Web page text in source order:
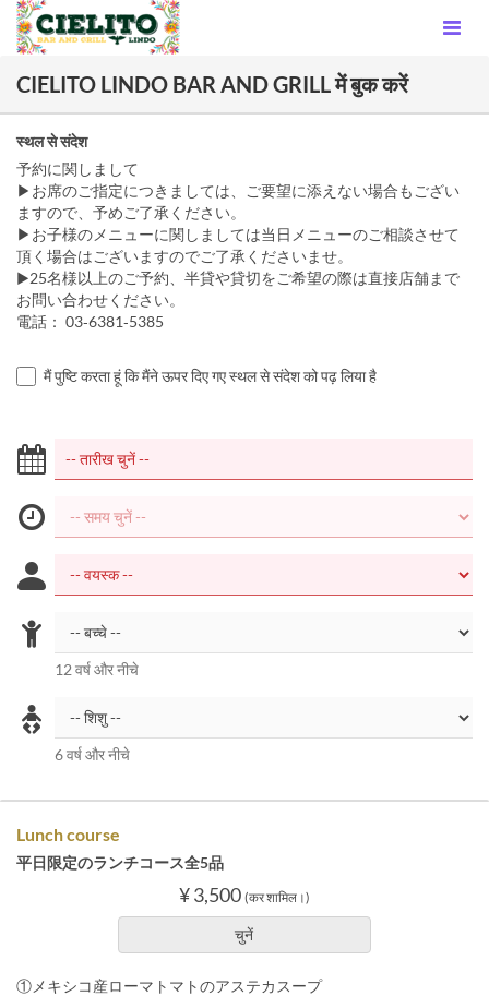
CIELITO LINDO BAR AND GRILL में बुक करें
स्थल से संदेश
予約に関しまして
▶お席のご指定につきましては、ご要望に添えない場合もござい
ますので、予めご了承ください。
▶お子様のメニューに関しましては当日メニューのご相談させて
頂く場合はございますのでご了承くださいませ。
▶25名様以上のご予約、半貸や貸切をご希望の際は直接店舗まで
お問い合わせください。
電話： 03‐6381‐5385
मैं पुष्टि करता हूं कि मैंने ऊपर दिए गए स्थल से संदेश को पढ़ लिया है
12 वर्ष और नीचे
6 वर्ष और नीचे
Lunch course
平日限定のランチコース全5品
¥ 3,500 (कर शामिल।)
चुनें
①メキシコ産ローマトマトのアステカスープ